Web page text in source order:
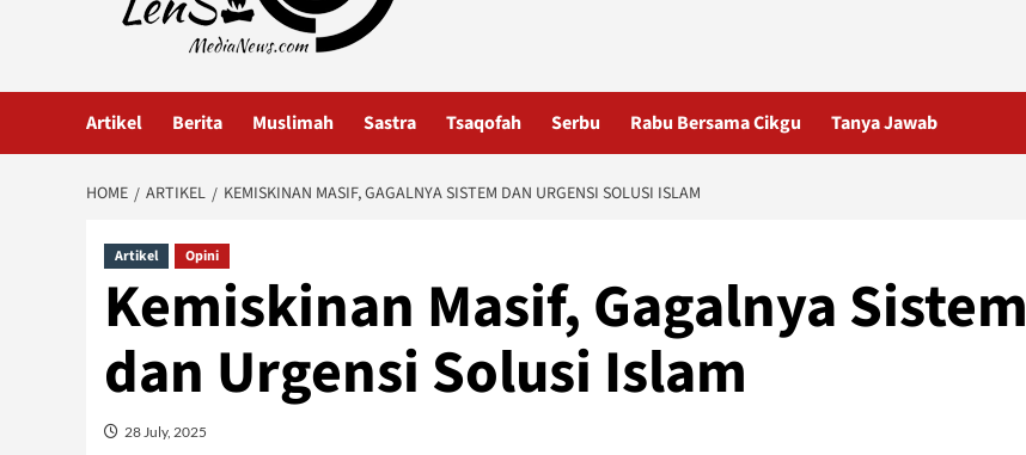
Artikel Berita Muslimah Sastra Tsaqofah Serbu Rabu Bersama Cikgu Tanya Jawab
HOME ARTIKEL KEMISKINAN MASIF, GAGALNYA SISTEM DAN URGENSI SOLUSI ISLAM
Artikel Opini
Kemiskinan Masif, Gagalnya Sistem
dan Urgensi Solusi Islam
28 July, 2025